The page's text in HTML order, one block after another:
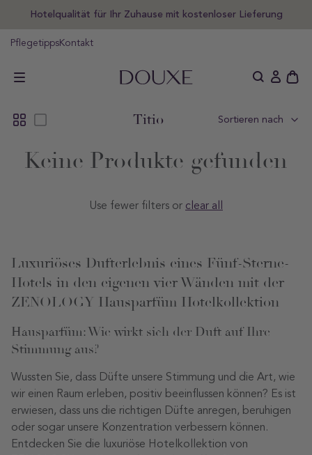
Hotelqualität für Ihr Zuhause mit kostenloser Lieferung
PflegetippsKontakt
Sammlung:
Titio Sortieren nach
Keine Produkte gefunden
Use fewer filters or clear all
Luxuriöses Dufterlebnis eines Fünf-Sterne-
Hotels in den eigenen vier Wänden mit der
ZENOLOGY Hausparfüm Hotelkollektion
Hausparfüm: Wie wirkt sich der Duft auf Ihre
Stimmung aus?
Wussten Sie, dass Düfte unsere Stimmung und die Art, wie
wir einen Raum erleben, positiv beeinflussen können? Es ist
erwiesen, dass uns die richtigen Düfte anregen, beruhigen
oder sogar unsere Konzentration verbessern können.
Entdecken Sie die luxuriöse Hotelkollektion von